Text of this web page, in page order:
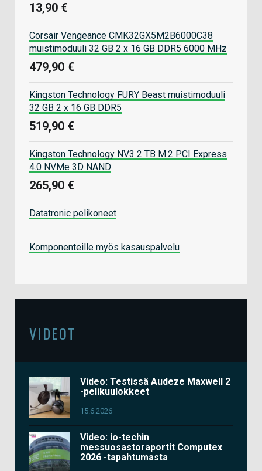
13,90 €
Corsair Vengeance CMK32GX5M2B6000C38
muistimoduuli 32 GB 2 x 16 GB DDR5 6000 MHz
479,90 €
Kingston Technology FURY Beast muistimoduuli
32 GB 2 x 16 GB DDR5
519,90 €
Kingston Technology NV3 2 TB M.2 PCI Express
4.0 NVMe 3D NAND
265,90 €
Datatronic pelikoneet
Komponenteille myös kasauspalvelu
VIDEOT
Video: Testissä Audeze Maxwell 2
-pelikuulokkeet
15.6.2026
Video: io-techin
messuosastoraportit Computex
2026 -tapahtumasta